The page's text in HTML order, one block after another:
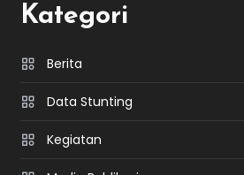
Kategori
Berita
Data Stunting
Kegiatan